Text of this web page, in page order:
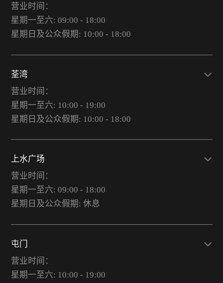
营业时间：
星期一至六: 09:00 - 18:00
星期日及公众假期: 10:00 - 18:00
荃湾
营业时间：
星期一至六: 10:00 - 19:00
星期日及公众假期: 10:00 - 18:00
上水广场
营业时间：
星期一至六: 09:00 - 18:00
星期日及公众假期: 休息
屯门
营业时间：
星期一至六: 10:00 - 19:00